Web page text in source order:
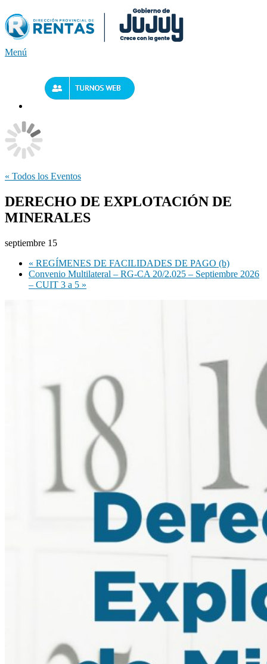
al
contenido
Menú
« Todos los Eventos
DERECHO DE EXPLOTACIÓN DE
MINERALES
septiembre 15
« REGÍMENES DE FACILIDADES DE PAGO (b)
Convenio Multilateral – RG-CA 20/2.025 – Septiembre 2026
– CUIT 3 a 5 »